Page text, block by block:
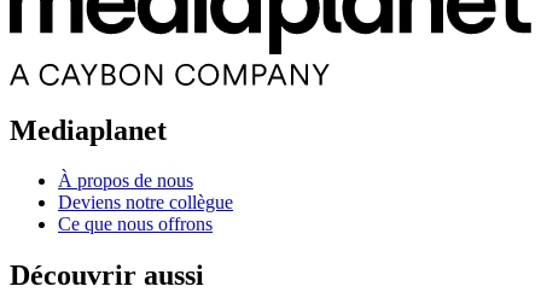
Mediaplanet
À propos de nous
Deviens notre collègue
Ce que nous offrons
Découvrir aussi